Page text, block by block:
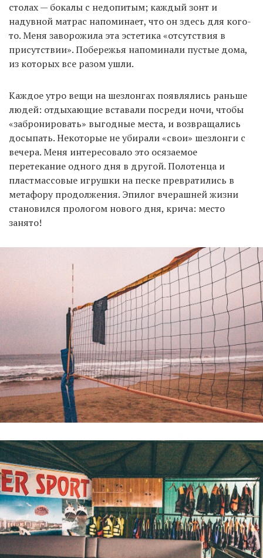
столах — бокалы с недопитым; каждый зонт и
надувной матрас напоминает, что он здесь для кого-
то. Меня заворожила эта эстетика «отсутствия в
присутствии». Побережья напоминали пустые дома,
из которых все разом ушли.
Каждое утро вещи на шезлонгах появлялись раньше
людей: отдыхающие вставали посреди ночи, чтобы
«забронировать» выгодные места, и возвращались
досыпать. Некоторые не убирали «свои» шезлонги с
вечера. Меня интересовало это осязаемое
перетекание одного дня в другой. Полотенца и
пластмассовые игрушки на песке превратились в
метафору продолжения. Эпилог вчерашней жизни
становился прологом нового дня, крича: место
занято!